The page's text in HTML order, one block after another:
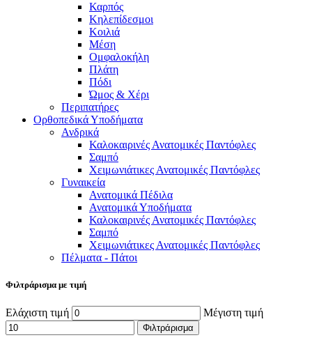
Καρπός
Κηλεπίδεσμοι
Κοιλιά
Μέση
Ομφαλοκήλη
Πλάτη
Πόδι
Ώμος & Χέρι
Περιπατήρες
Ορθοπεδικά Υποδήματα
Ανδρικά
Καλοκαιρινές Ανατομικές Παντόφλες
Σαμπό
Χειμωνιάτικες Ανατομικές Παντόφλες
Γυναικεία
Ανατομικά Πέδιλα
Ανατομικά Υποδήματα
Καλοκαιρινές Ανατομικές Παντόφλες
Σαμπό
Χειμωνιάτικες Ανατομικές Παντόφλες
Πέλματα - Πάτοι
Φιλτράρισμα με τιμή
Ελάχιστη τιμή Μέγιστη τιμή
Φιλτράρισμα